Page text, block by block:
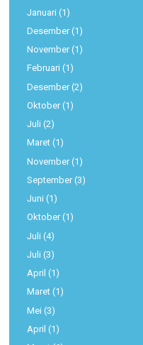
Januari (1)
Desember(1)
November(1)
Februari (1)
Desember(2)
Oktober(1)
Juli (2)
Maret (1)
November(1)
September(3)
Juni (1)
Oktober(1)
Juli (4)
Juli (3)
April (1)
Maret (1)
Mei (3)
April (1)